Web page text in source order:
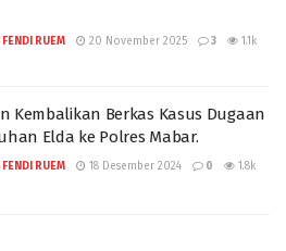
RUEM 20 November 2025 3 1.1k
Kembalikan Berkas Kasus Dugaan
Elda ke Polres Mabar.
RUEM 18 Desember 2024 0 1.8k